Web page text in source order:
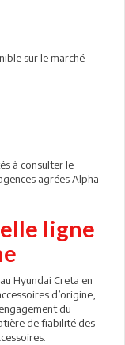
sur le marché
à consulter le
agrées Alpha
ligne
Hyundai Creta en
d’origine,
du
de fiabilité des